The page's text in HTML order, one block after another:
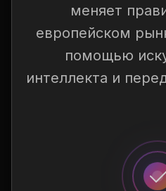
меняет
европейском
помощью
интеллекта и